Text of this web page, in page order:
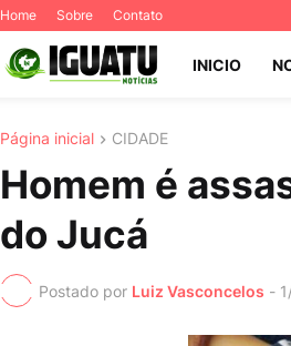
Home Sobre Contato
INICIO
Página inicial CIDADE
Homem é
do Jucá
Postado por Luiz Vasconcelos -